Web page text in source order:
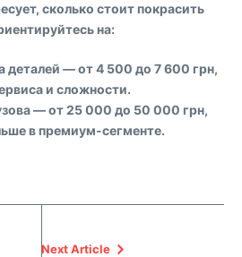
сколько стоит покрасить
на:
деталей — от 4 500 до 7 600 грн,
и сложности.
— от25 000 до 50 000 грн,
в премиум-сегменте.
Next Article